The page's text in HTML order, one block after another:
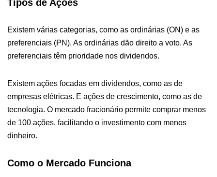
Tipos de Ações
Existem várias categorias, como as ordinárias (ON) e as
preferenciais (PN). As ordinárias dão direito a voto. As
preferenciais têm prioridade nos dividendos.
Existem ações focadas em dividendos, como as de
empresas elétricas. E ações de crescimento, como as de
tecnologia. O mercado fracionário permite comprar menos
de 100 ações, facilitando o investimento com menos
dinheiro.
Como o Mercado Funciona